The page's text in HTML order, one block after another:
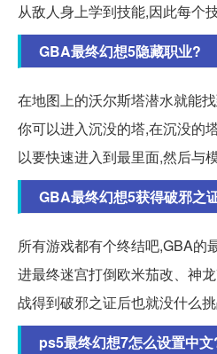
从敌人身上学到技能,因此每个
GBA最终幻想5隐藏职业?
在地图上的沃尔斯塔潜水就能
你可以进入沉没的塔,在沉没的
以要快速进入到最里面,然后与
GBA最终幻想5获得破邪之
所有游戏都有个终结吧,GBA的
进最终迷宫打倒欧米茄改、神
战得到破邪之证后也就没什么
ps5最终幻想7怎么设置中文